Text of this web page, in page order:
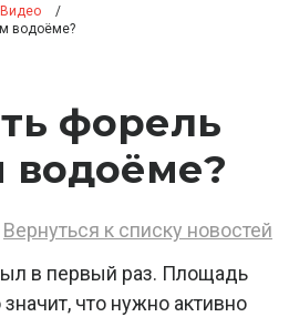
Видео
водоёме?
форель
водоёме?
Вернуться к списку новостей
в первый раз. Площадь
что нужно активно